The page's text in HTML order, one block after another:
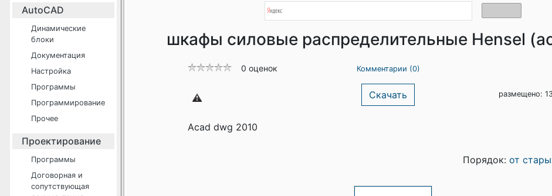
AutoCAD
Динамические
блоки
Документация
Настройка
Программы
Программирование
Прочее
Проектирование
Программы
Договорная и
сопутствующая
шкафы силовые распределительные Hensel
0 оценок Комментарии (0)
Скачать размещено:
Acad dwg 2010
Порядок: от